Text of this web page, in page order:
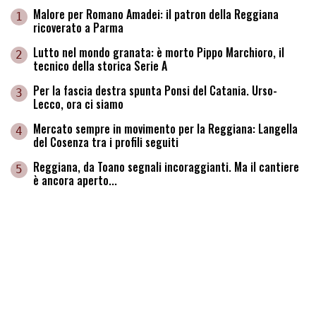
1 Malore per Romano Amadei: il patron della Reggiana
ricoverato a Parma
2 Lutto nel mondo granata: è morto Pippo Marchioro, il
tecnico della storica Serie A
3 Per la fascia destra spunta Ponsi del Catania. Urso-
Lecco, ora ci siamo
4 Mercato sempre in movimento per la Reggiana: Langella
del Cosenza tra i profili seguiti
5 Reggiana, da Toano segnali incoraggianti. Ma il cantiere
è ancora aperto...